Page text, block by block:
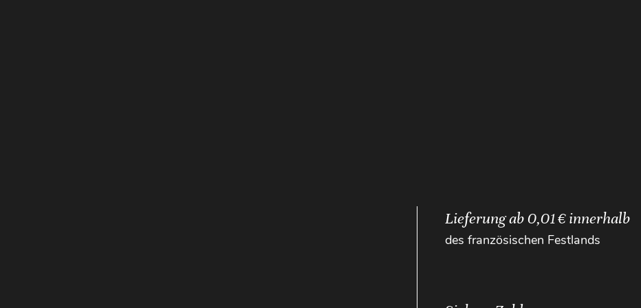
Lieferung ab 0,01 € innerhalb
des französischen Festlands